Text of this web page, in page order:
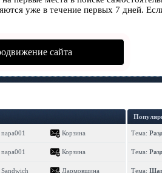
уже в течение первых 7 дней.
сайта
napa001 Корзина
napa001 Корзина
Sandwich Дармовщина
Тема:
Тема:
Тема: